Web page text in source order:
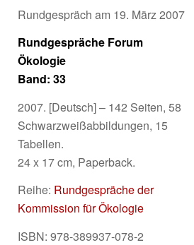
Rundgespräch am 19. März 2007
Rundgespräche Forum
Ökologie
Band: 33
2007. [Deutsch] – 142 Seiten, 58
Schwarzweißabbildungen, 15
Tabellen.
24 x 17 cm, Paperback.
Reihe: Rundgespräche der
Kommission für Ökologie
ISBN: 978-389937-078-2